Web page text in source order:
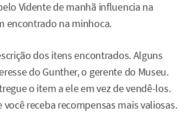
Vidente de manhã influencia na
encontrado na minhoca.
dos itens encontrados. Alguns
do Gunther, o gerente do Museu.
o item a ele em vez de vendê-los.
você receba recompensas mais valiosas.